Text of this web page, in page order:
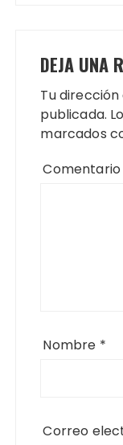
DEJA UNA
Tu
publicada.
marcados
Comentario
Nombre *
Correo